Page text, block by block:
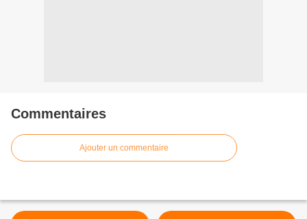
Commentaires
Ajouter un commentaire